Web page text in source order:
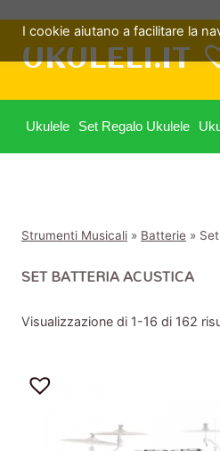
contenuto
UKULELI.IT
Ukulele Set Regalo Ukulele
Strumenti Musicali » Batterie »
SET BATTERIA ACUSTICA
Visualizzazione di 1-16 di 162
I cookie aiutano a facilitare la